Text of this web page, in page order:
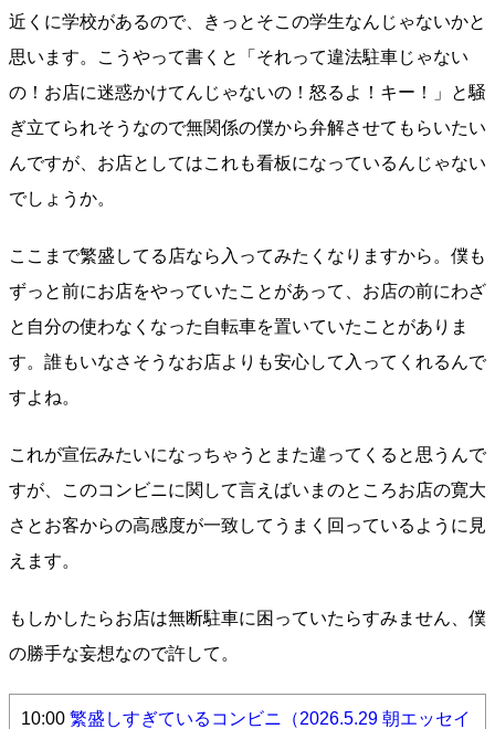
近くに学校があるので、きっとそこの学生なんじゃないかと
思います。こうやって書くと「それって違法駐車じゃない
の！お店に迷惑かけてんじゃないの！怒るよ！キー！」と騒
ぎ立てられそうなので無関係の僕から弁解させてもらいたい
んですが、お店としてはこれも看板になっているんじゃない
でしょうか。
ここまで繁盛してる店なら入ってみたくなりますから。僕も
ずっと前にお店をやっていたことがあって、お店の前にわざ
と自分の使わなくなった自転車を置いていたことがありま
す。誰もいなさそうなお店よりも安心して入ってくれるんで
すよね。
これが宣伝みたいになっちゃうとまた違ってくると思うんで
すが、このコンビニに関して言えばいまのところお店の寛大
さとお客からの高感度が一致してうまく回っているように見
えます。
もしかしたらお店は無断駐車に困っていたらすみません、僕
の勝手な妄想なので許して。
10:00 繁盛しすぎているコンビニ（2026.5.29 朝エッセイ